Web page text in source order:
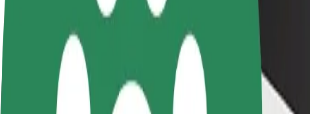
Gūsti ieņēmumus, kā
Piegādā ēdienu un saņem izmaksu Sasniedz vairāk klientu un paaugstini
ieņēmumus
Kā nokļūt no: Ida-Viru Central Hospital uz: Kohtla-Järve Gümnaasium